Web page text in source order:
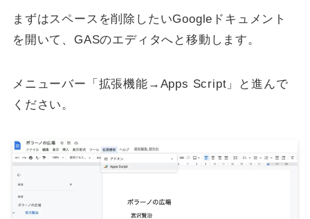
まずはスペースを削除したいGoogleドキュメント
を開いて、GASのエディタへと移動します。
メニューバー「拡張機能→Apps Script」と進んで
ください。